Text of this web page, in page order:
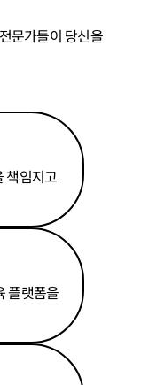
문가들이 당신을
책임지고
플랫폼을